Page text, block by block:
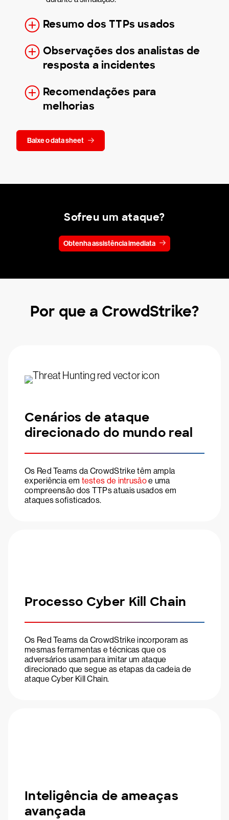
Resumo dos TTPs usados
Observações dos analistas de
resposta a incidentes
Recomendações para
melhorias
Baixe o data sheet
Sofreu um ataque?
Obtenha assistência imediata
Por que a CrowdStrike?
Cenários de ataque
direcionado do mundo real
Os Red Teams da CrowdStrike têm ampla
experiência em testes de intrusãoe uma
compreensão dos TTPs atuais usados em
ataques sofisticados.
Processo Cyber Kill Chain
Os Red Teams da CrowdStrike incorporam as
mesmas ferramentas e técnicas que os
adversários usam para imitar um ataque
direcionado que segue as etapas da cadeia de
ataque Cyber Kill Chain.
Inteligência de ameaças
avançada